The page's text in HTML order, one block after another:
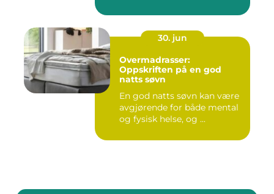
30. jun
Overmadrasser:
Oppskriften på en god
natts søvn
En god natts søvn kan være
avgjørende for både mental
og fysisk helse, og ...